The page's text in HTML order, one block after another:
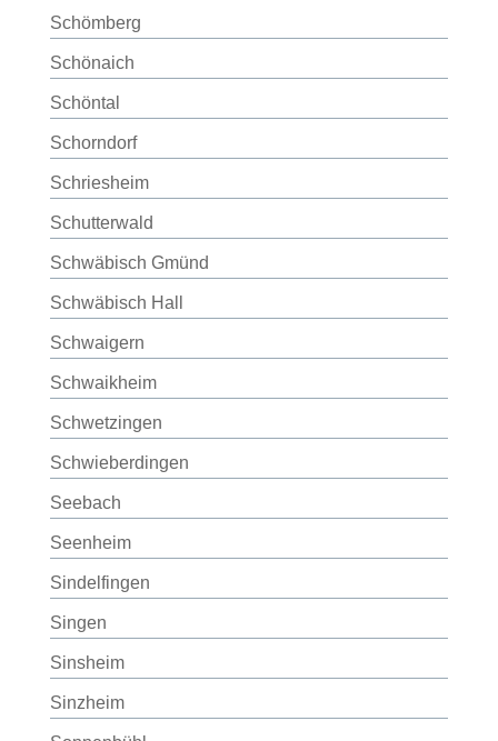
Schömberg
Schönaich
Schöntal
Schorndorf
Schriesheim
Schutterwald
Schwäbisch Gmünd
Schwäbisch Hall
Schwaigern
Schwaikheim
Schwetzingen
Schwieberdingen
Seebach
Seenheim
Sindelfingen
Singen
Sinsheim
Sinzheim